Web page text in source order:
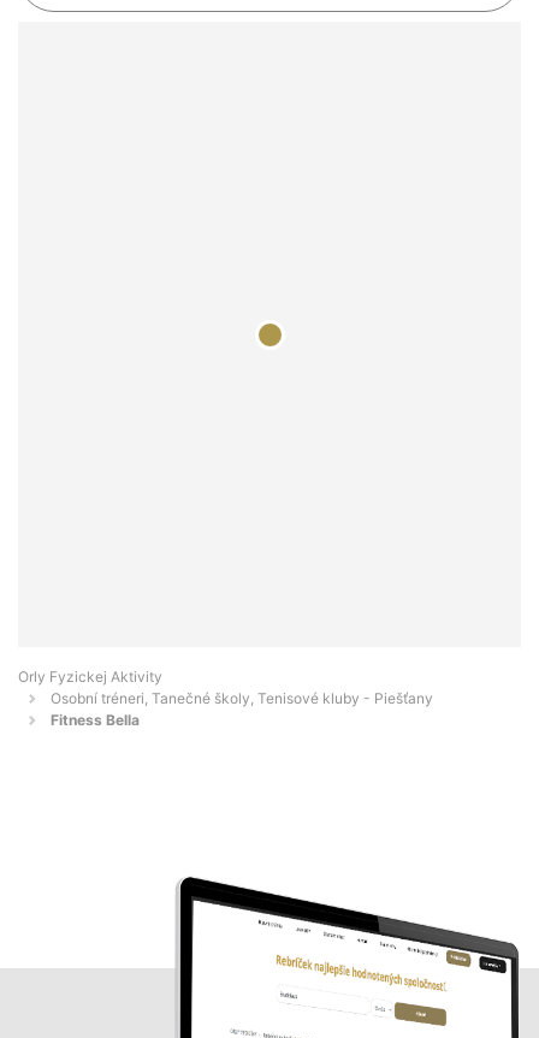
Orly Fyzickej Aktivity
Osobní tréneri, Tanečné školy, Tenisové kluby - Piešťany
Fitness Bella